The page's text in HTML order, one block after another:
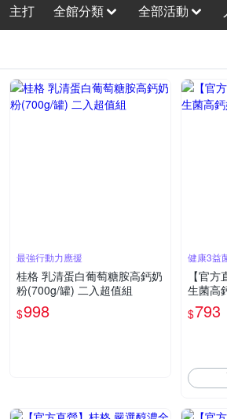
主打 全館分類 全部活動
最強行動力應援
桂格 乳清蛋白葡萄糖胺高鈣奶
粉(700g/罐) 二入超值組
$998
健康3益
【官
生菌高
$793